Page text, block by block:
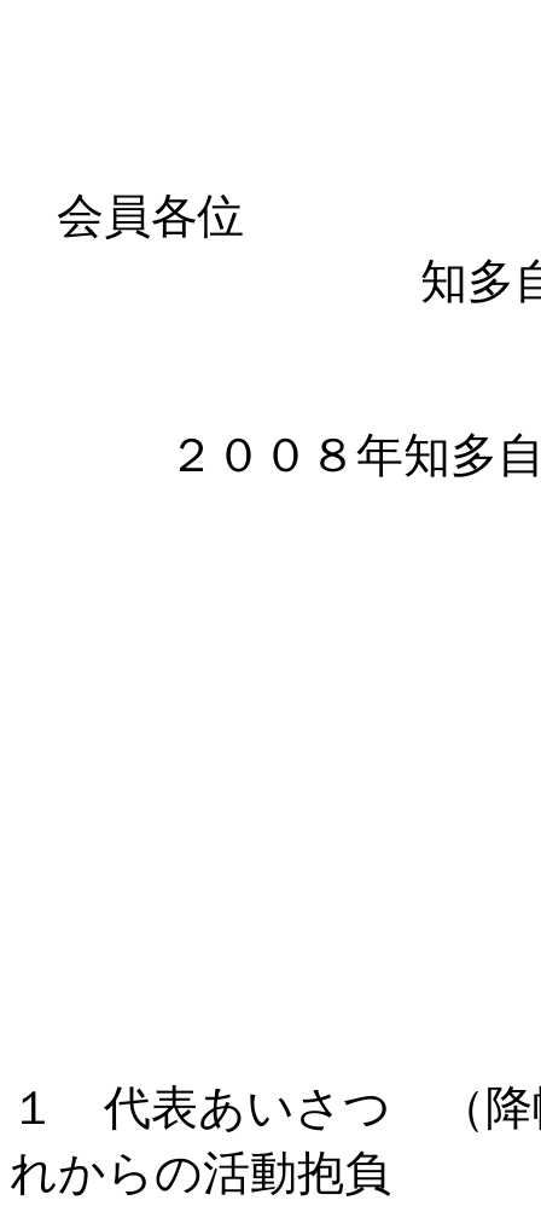
会員各位
知
２００８年知
１ 代表あいさつ （降
れからの活動抱負